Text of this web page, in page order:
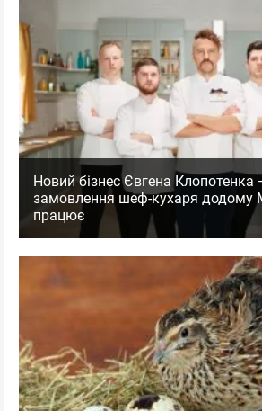
Новий бізнес Євгена Клопотенка
замовлення шеф-кухаря додому
працює